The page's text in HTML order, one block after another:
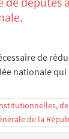
de
nationale qui
de la